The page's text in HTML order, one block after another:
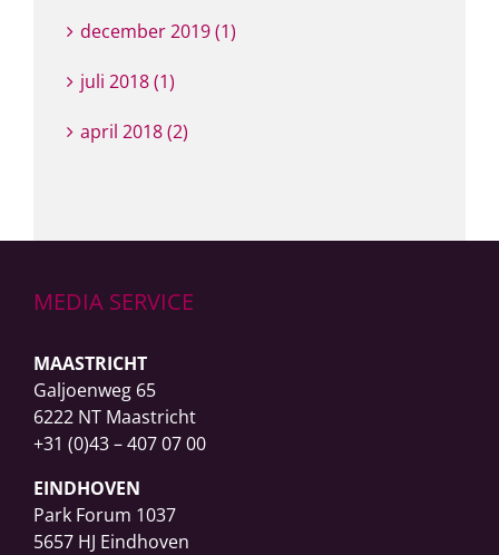
december 2019 (1)
juli 2018 (1)
april 2018 (2)
MEDIA SERVICE
MAASTRICHT
Galjoenweg 65
6222 NT Maastricht
+31 (0)43 – 407 07 00
EINDHOVEN
Park Forum 1037
5657 HJ Eindhoven